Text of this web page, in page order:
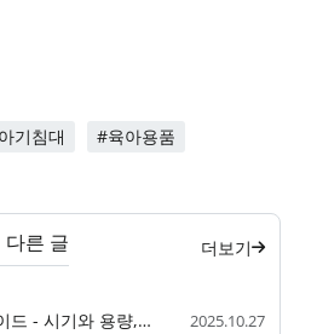
기침대 #육아용품
다른 글 더보기
임산부 철분제 복용 가이드 - 시기와 용량, 선택과 복용법 2025.10.27